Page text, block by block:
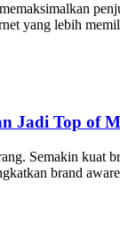
yang lebih
Jadi Top of
Semakin
brand